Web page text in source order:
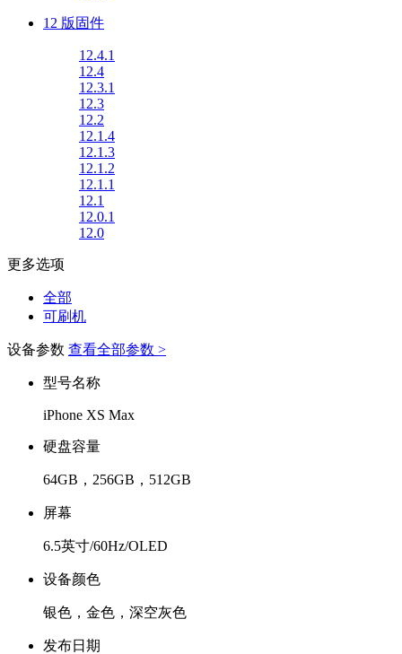
12 版固件
12.4.1
12.4
12.3.1
12.3
12.2
12.1.4
12.1.3
12.1.2
12.1.1
12.1
12.0.1
12.0
更多选项
全部
可刷机
设备参数 查看全部参数 >
型号名称
iPhone XS Max
硬盘容量
64GB，256GB，512GB
屏幕
6.5英寸/60Hz/OLED
设备颜色
银色，金色，深空灰色
发布日期